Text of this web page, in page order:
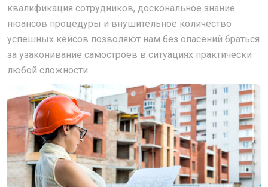
квалификация сотрудников, доскональное знание
нюансов процедуры и внушительное количество
успешных кейсов позволяют нам без опасений браться
за узаконивание самостроев в ситуациях практически
любой сложности.